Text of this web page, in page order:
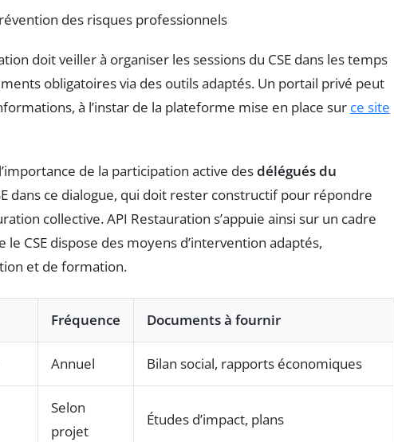
des risques professionnels
doit veiller à organiser les sessions du CSE dans les temps
obligatoires via des outils adaptés. Un portail privé peut
à l’instar de la plateforme mise en place sur ce site
de la participation active desdélégués du
dans ce dialogue, qui doit rester constructif pour répondre
collective. API Restauration s’appuie ainsi sur un cadre
CSE dispose des moyens d’intervention adaptés,
et de formation.
Fréquence Documents à fournir
Annuel Bilan social, rapports économiques
Selon
projet
Études d’impact, plans